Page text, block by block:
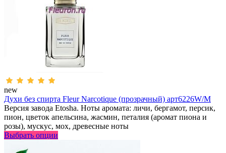
new
Духи без спирта Fleur Narcotique (прозрачный) арт6226W/M
Версия завода Etosha. Ноты аромата: личи, бергамот, персик,
пион, цветок апельсина, жасмин, петалия (аромат пиона и
розы), мускус, мох, древесные ноты
Выбрать опции